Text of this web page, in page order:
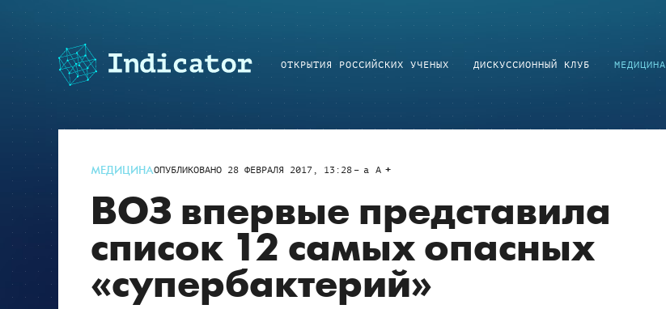
ОТКРЫТИЯ РОССИЙСКИХ УЧЕНЫХ ДИСКУССИОННЫЙ КЛУБ МЕДИЦИНА
МЕДИЦИНАОПУБЛИКОВАНО 28 ФЕВРАЛЯ 2017, 13:28 a A
ВОЗ впервые представила
список 12 самых опасных
«супербактерий»